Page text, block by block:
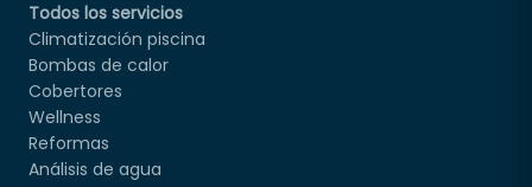
Todos los servicios
Climatización piscina
Bombas de calor
Cobertores
Wellness
Reformas
Análisis de agua